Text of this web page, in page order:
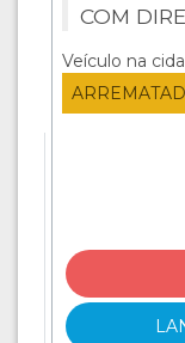
COM
Veículo na